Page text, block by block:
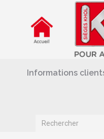
Informations
Search: